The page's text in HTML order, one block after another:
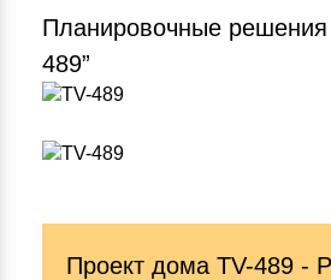
Планировочные решения
489”
Проект дома TV-489 -